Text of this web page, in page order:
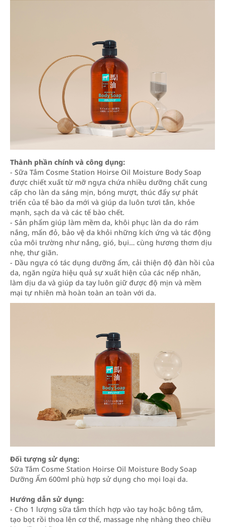
Thành phần chính và công dụng:
- Sữa Tắm Cosme Station Hoirse Oil Moisture Body Soap
được chiết xuất từ mỡ ngựa chứa nhiều dưỡng chất cung
cấp cho làn da sáng mịn, bóng mượt, thúc đẩy sự phát
triển của tế bào da mới và giúp da luôn tươi tắn, khỏe
mạnh, sạch da và các tế bào chết.
- Sản phẩm giúp làm mềm da, khôi phục làn da do rám
nắng, mẩn đỏ, bảo vệ da khỏi những kích ứng và tác động
của môi trường như nắng, gió, bụi… cùng hương thơm dịu
nhẹ, thư giãn.
- Dầu ngựa có tác dụng dưỡng ẩm, cải thiện độ đàn hồi của
da, ngăn ngừa hiệu quả sự xuất hiện của các nếp nhăn,
làm dịu da và giúp da tay luôn giữ được độ mịn và mềm
mại tự nhiên mà hoàn toàn an toàn với da.
Đối tượng sử dụng:
Sữa Tắm Cosme Station Hoirse Oil Moisture Body Soap
Dưỡng Ẩm 600ml phù hợp sử dụng cho mọi loại da.
Hướng dẫn sử dụng:
- Cho 1 lượng sữa tắm thích hợp vào tay hoặc bông tắm,
tạo bọt rồi thoa lên cơ thể, massage nhẹ nhàng theo chiều